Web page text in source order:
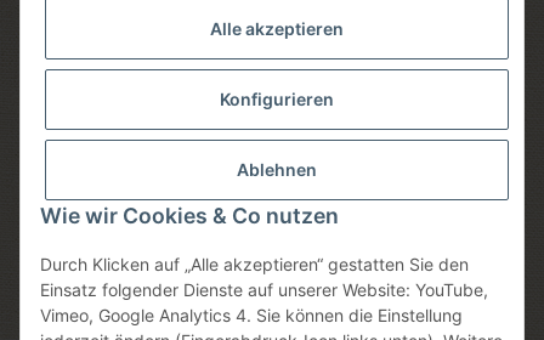
Alle akzeptieren
Konfigurieren
Ablehnen
Wie wir Cookies & Co nutzen
Durch Klicken auf „Alle akzeptieren“ gestatten Sie den
Einsatz folgender Dienste auf unserer Website: YouTube,
Vimeo, Google Analytics 4. Sie können die Einstellung
Sicheres einkaufen